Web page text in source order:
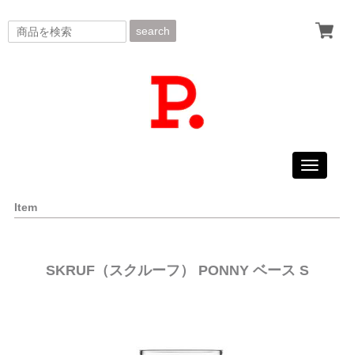
search
Toggle
Item
SKRUF（スクルーフ） PONNY ベース S